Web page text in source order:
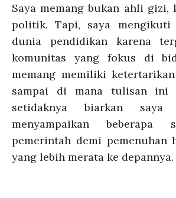
Saya memang bukan ahli gizi,
politik. Tapi, saya mengikuti
dunia pendidikan karena
komunitas yang fokus di
memang memiliki
sampai di mana tulisan ini
setidaknya biarkan
menyampaikan beberapa
pemerintah demi pemenuhan
yang lebih merata ke depannya.